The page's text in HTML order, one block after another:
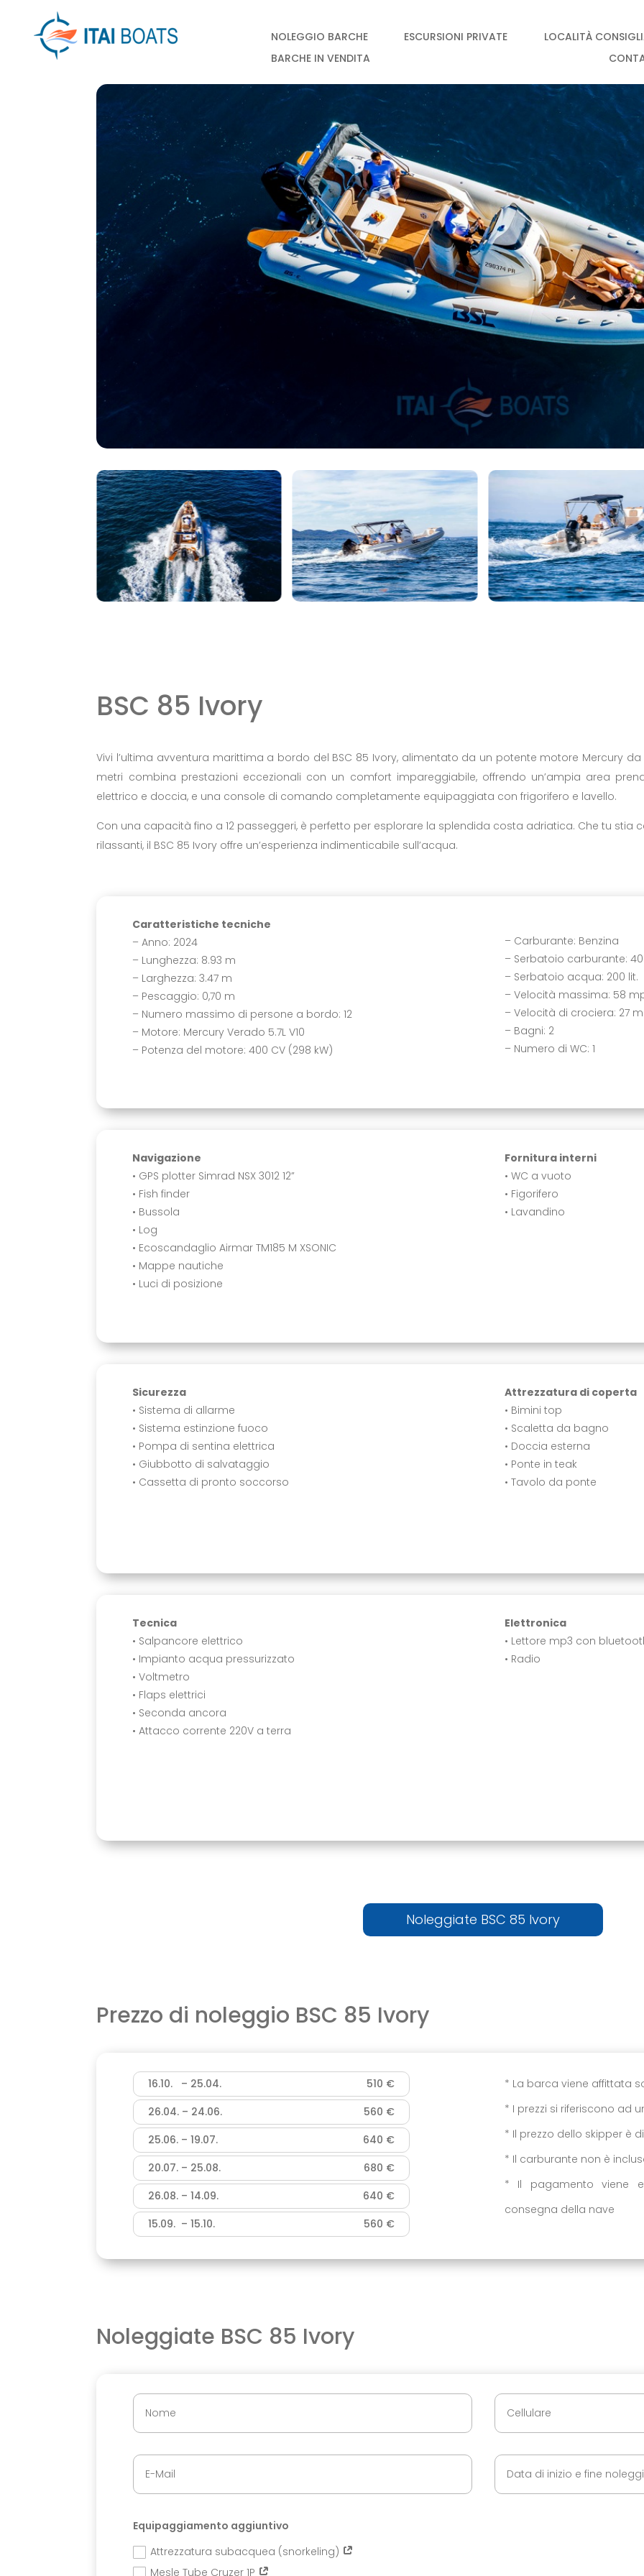
NOLEGGIO BARCHE ESCURSIONI PRIVATE
LOCALITÀ
BARCHE IN VENDITA
BSC 85 Ivory
Vivi l’ultima avventura marittima a bordo del BSC 85 Ivory, alimentato da un potente motore Mercury
metri combina prestazioni eccezionali con un comfort impareggiabile, offrendo un’ampia area
elettrico e doccia, e una console di comando completamente equipaggiata con frigorifero e lavello.
Con una capacità fino a 12 passeggeri, è perfetto per esplorare la splendida costa adriatica. Che tu
rilassanti, il BSC 85 Ivory offre un’esperienza indimenticabile sull’acqua.
Caratteristiche tecniche
– Anno: 2024
– Lunghezza: 8.93 m
– Larghezza: 3.47 m
– Pescaggio: 0,70 m
– Numero massimo di persone a bordo: 12
– Motore: Mercury Verado 5.7L V10
– Potenza del motore: 400 CV (298 kW)
– Carburante: Benzina
– Serbatoio carburante:
– Serbatoio acqua: 200 lit.
– Velocità massima: 58
– Velocità di crociera: 27
– Bagni: 2
– Numero di WC: 1
Navigazione
• GPS plotter Simrad NSX 3012 12”
• Fish finder
• Bussola
• Log
• Ecoscandaglio Airmar TM185 M XSONIC
• Mappe nautiche
• Luci di posizione
Fornitura interni
• WC a vuoto
• Figorifero
• Lavandino
Sicurezza
• Sistema di allarme
• Sistema estinzione fuoco
• Pompa di sentina elettrica
• Giubbotto di salvataggio
• Cassetta di pronto soccorso
Attrezzatura di coperta
• Bimini top
• Scaletta da bagno
• Doccia esterna
• Ponte in teak
• Tavolo da ponte
Tecnica
• Salpancore elettrico
• Impianto acqua pressurizzato
• Voltmetro
• Flaps elettrici
• Seconda ancora
• Attacco corrente 220V a terra
Elettronica
• Lettore mp3 con
• Radio
Noleggiate BSC 85 Ivory
Prezzo di noleggio BSC 85 Ivory
16.10. – 25.04.
510 €
26.04. – 24.06.
560 €
25.06. – 19.07.
640 €
20.07. – 25.08.
680 €
26.08. – 14.09.
640 €
15.09. – 15.10.
560 €
* La barca viene affittata
* I prezzi si riferiscono ad
* Il prezzo dello skipper è
* Il carburante non è
* Il pagamento viene
consegna della nave
Noleggiate BSC 85 Ivory
Equipaggiamento aggiuntivo
Attrezzatura subacquea (snorkeling)
Mesle Tube Cruzer 1P